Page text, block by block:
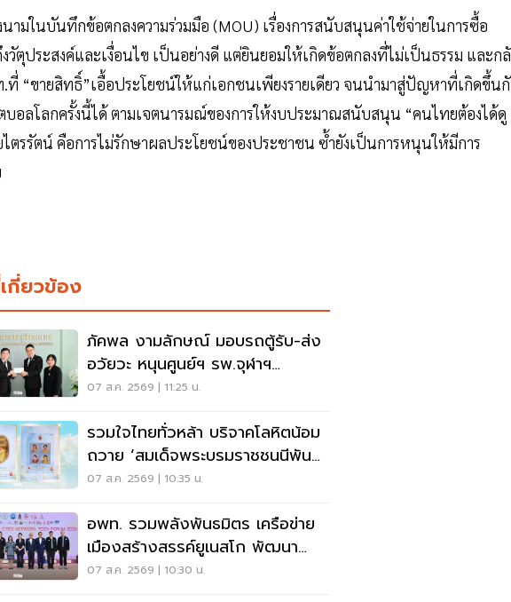
มในบันทึกข้อตกลงความร่วมมือ (MOU) เรื่องการสนับสนุนค่าใช้จ่ายในการซื้อ
ตุประสงค์และเงื่อนไข เป็นอย่างดี แต่ยินยอมให้เกิดข้อตกลงที่ไม่เป็นธรรม และก
.ที่ “ขายสิทธิ์”เอื้อประโยชน์ให้แก่เอกชนเพียงรายเดียว จนนำมาสู่ปัญหาที่เกิดขึ้น
อลโลกครั้งนี้ได้ ตามเจตนารมณ์ของการให้งบประมาณสนับสนุน “คนไทยต้องได้ดู
ตรรัตน์ คือการไม่รักษาผลประโยชน์ของประชาชน ซ้ำยังเป็นการหนุนให้มีการ
กี่ยวข้อง
ภัคพล งามลักษณ์ มอบรถตู้รับ-ส่ง
อวัยวะ หนุนศูนย์ฯ รพ.จุฬาฯ
สภากาชาดไทย
07 ส.ค. 2569 | 11:25 น.
รวมใจไทยทั่วหล้า บริจาคโลหิตน้อม
ถวาย ‘สมเด็จพระบรมราชชนนีพันปี
หลวง’
07 ส.ค. 2569 | 10:35 น.
อพท. รวมพลังพันธมิตร เครือข่าย
เมืองสร้างสรรค์ยูเนสโก พัฒนา
เมืองอย่างยั่งยืน
07 ส.ค. 2569 | 10:30 น.